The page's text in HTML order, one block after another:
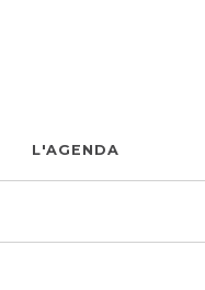
L'AGENDA